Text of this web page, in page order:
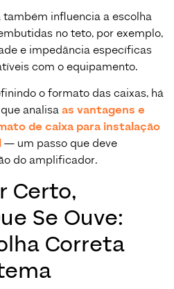
influencia a escolha
no teto, por exemplo,
e impedância específicas
com o equipamento.
o formato das caixas, há
analisaas vantagens e
de caixa para instalação
— um passo que deve
do amplificador.
Certo,
Se Ouve:
Correta